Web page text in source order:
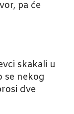
pa će
skakali u
se nekog
dve